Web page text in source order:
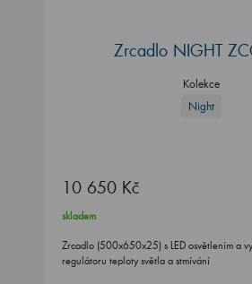
Zrcadlo NIGHT
Kolekce
Night
10 650 Kč
skladem
Zrcadlo (500x650x25) s LED osvětlením a
regulátoru teploty světla a stmívání